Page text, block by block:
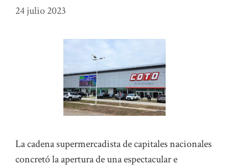
24 julio 2023
La cadena supermercadista de capitales nacionales
concretó la apertura de una espectacular e